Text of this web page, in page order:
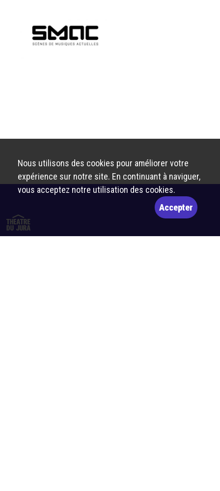
Nous utilisons des cookies pour améliorer votre
expérience sur notre site. En continuant à naviguer,
vous acceptez notre utilisation des cookies.
Accepter